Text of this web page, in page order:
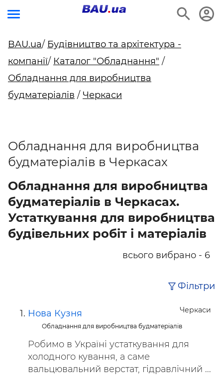
BAU.ua/ Будівництво та архітектура -
компанії/ Каталог "Обладнання" /
Обладнання для виробництва
будматеріалів / Черкаси
Обладнання для виробництва
будматеріалів в Черкасах
Обладнання для виробництва
будматеріалів в Черкасах.
Устаткування для виробництва
будівельних робіт і матеріалів
всього вибрано - 6
Фільтри
Черкаси
Нова Кузня
Обладнання для виробництва будматеріалів
Робимо в Україні устаткування для
холодного кування, а саме
вальцювальний верстат, гідравлічний ...